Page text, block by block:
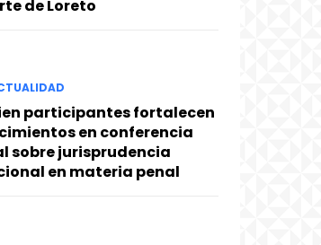
de Loreto
participantes fortalecen
en conferencia
sobre jurisprudencia
en materia penal